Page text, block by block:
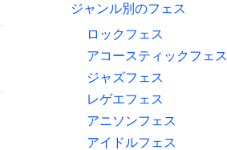
ジャンル別のフェス
ロックフェス
アコースティックフェス
ジャズフェス
レゲエフェス
アニソンフェス
アイドルフェス